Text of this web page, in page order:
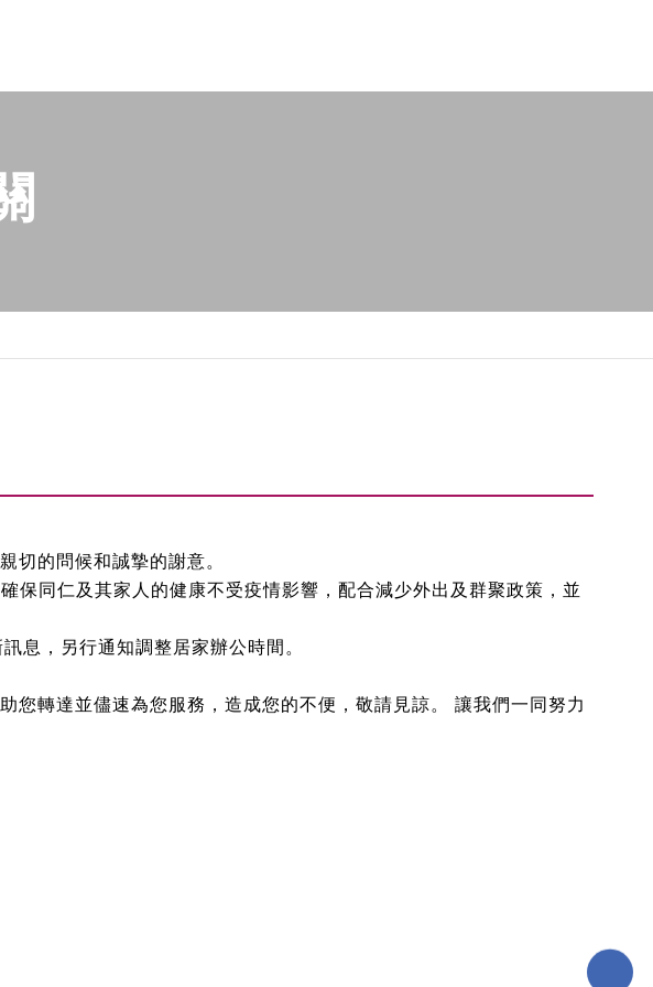
切的問候和誠摯的謝意。
保同仁及其家人的健康不受疫情影響，配合減少外出及群聚政策，並
息，另行通知調整居家辦公時間。
您轉達並儘速為您服務，造成您的不便，敬請見諒。 讓我們一同努力